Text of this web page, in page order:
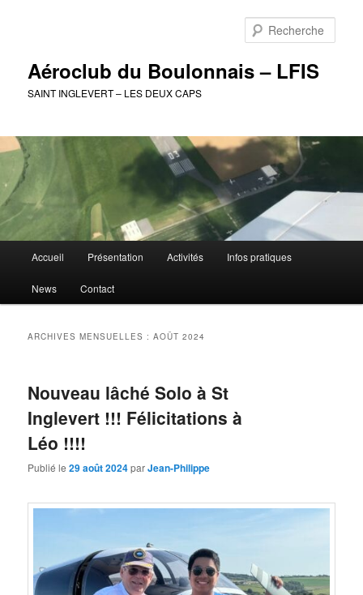
Aéroclub du Boulonnais – LFIS
SAINT INGLEVERT – LES DEUX CAPS
principal
Accueil Présentation Activités Infos pratiques
News Contact
ARCHIVES MENSUELLES :AOÛT 2024
Nouveau lâché Solo à St
Inglevert !!! Félicitations à
Léo !!!!
Publié le29 août 2024parJean-Philippe